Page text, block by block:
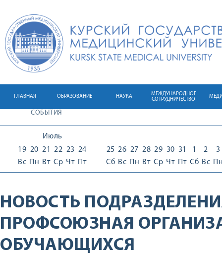
ГЛАВНАЯ ОБРАЗОВАНИЕ НАУКА
МЕЖДУНАРОДНОЕ
СОТРУДНИЧЕСТВО
СОБЫТИЯ
Июль
19
Вс
20
Пн
21
Вт
22
Ср
23
Чт
24
Пт
25
Сб
26
Вс
27
Пн
28
Вт
29
Ср
30
Чт
31
Пт
1
Сб
2
Вс
3
НОВОСТЬ
ПРОФСОЮЗНАЯ
ОБУЧАЮЩИХСЯ